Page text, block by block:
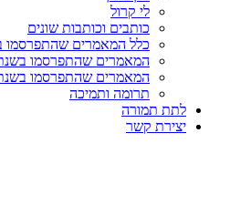
בשנת 2025
בשנת 2024
בשנת 2023